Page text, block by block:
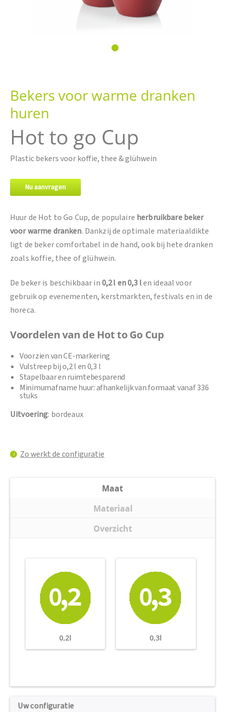
naar
het
begin
van
afbeeldingen-
gallerij
Bekers voor warme dranken
huren
Hot to go Cup
Plastic bekers voor koffie, thee & glühwein
Nu aanvragen
Huur de Hot to Go Cup, de populaire herbruikbare beker
voor warme dranken. Dankzij de optimale materiaaldikte
ligt de beker comfortabel in de hand, ook bij hete dranken
zoals koffie, thee of glühwein.
De beker is beschikbaar in0,2 l en 0,3 len ideaal voor
gebruik op evenementen, kerstmarkten, festivals en in de
horeca.
Voordelen van de Hot to Go Cup
Voorzien van CE-markering
Vulstreep bij o,2 l en 0,3 l
Stapelbaar en ruimtebesparend
Minimumafname huur: afhankelijk van formaat vanaf 336
stuks
Uitvoering: bordeaux
i Zo werkt de configuratie
Maat
Materiaal
Overzicht
0,2l 0,3l
Uw configuratie